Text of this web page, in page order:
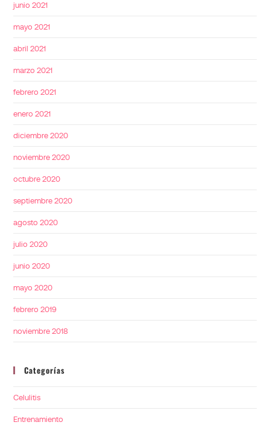
junio 2021
mayo 2021
abril 2021
marzo 2021
febrero 2021
enero 2021
diciembre 2020
noviembre 2020
octubre 2020
septiembre 2020
agosto 2020
julio 2020
junio 2020
mayo 2020
febrero 2019
noviembre 2018
Categorías
Celulitis
Entrenamiento